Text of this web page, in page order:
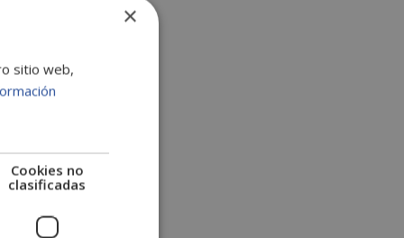
×
sitio web,
Cookies no
clasificadas